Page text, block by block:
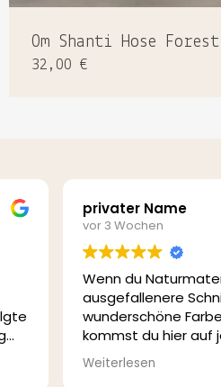
sich keine Produkte
GO TO SHOP
Om Shanti Hose Forest
32,00€
privater Name
vor 3 Wochen
Wenn du
ausgefallenere
wunderschöne
kommst du hier auf
auf deine Kosten!🧡
Kleidung ist wirklich
Weiterlesen